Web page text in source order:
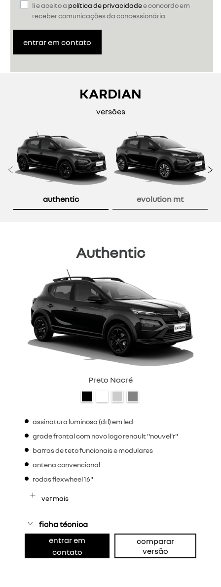
li e aceito a política de privacidadee concordo em
receber comunicações da concessionária.
entrar em contato
KARDIAN
versões
authentic evolution mt
Anterior
Authentic
Preto Nacré
assinatura luminosa (drl) em led
grade frontal com novo logo renault "nouvel'r"
barras de teto funcionais e modulares
antena convencional
rodas flexwheel 16"
ver mais
ficha técnica
entrar em
contato
comparar
versão